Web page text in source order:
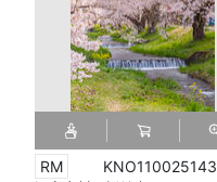
KNO110025143